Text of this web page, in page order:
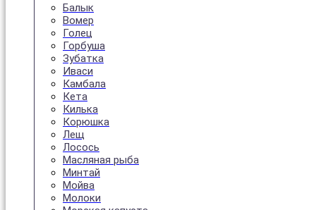
Балык
Вомер
Голец
Горбуша
Зубатка
Иваси
Камбала
Кета
Килька
Корюшка
Лещ
Лосось
Масляная рыба
Минтай
Мойва
Молоки